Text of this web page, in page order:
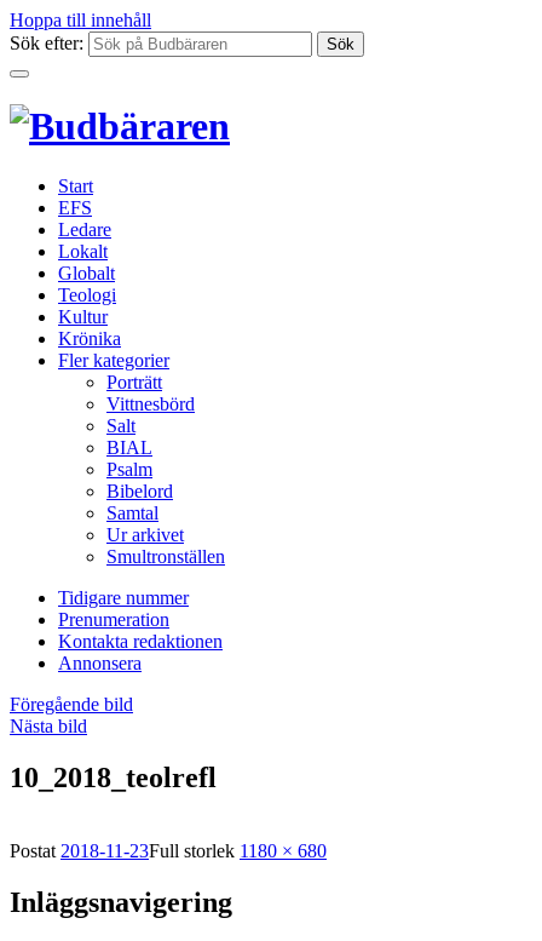
Hoppa till innehåll
Sök efter:
Start
EFS
Ledare
Lokalt
Globalt
Teologi
Kultur
Krönika
Fler kategorier
Porträtt
Vittnesbörd
Salt
BIAL
Psalm
Bibelord
Samtal
Ur arkivet
Smultronställen
Tidigare nummer
Prenumeration
Kontakta redaktionen
Annonsera
Föregående bild
Nästa bild
10_2018_teolrefl
Postat 2018-11-23Full storlek 1180 × 680
Inläggsnavigering